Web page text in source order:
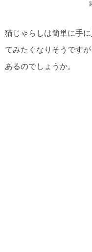
猫じゃらしは簡単に手
てみたくなりそうです
あるのでしょうか。